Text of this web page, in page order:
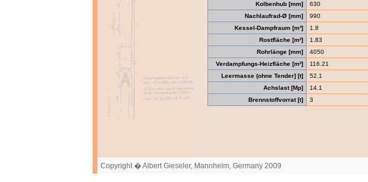
Kolbenhub [mm]
630
Nachlaufrad-Ø [mm]
990
Kessel-Dampfraum [m³]
1.8
Rostfläche [m²]
1.83
Rohrlänge [mm]
4050
Verdampfungs-Heizfläche [m²]
116.21
Leermasse (ohne Tender] [t]
52.1
Achslast [Mp]
14.1
Brennstoffvorrat [t]
3
Copyright � Albert Gieseler, Mannheim, Germany 2009